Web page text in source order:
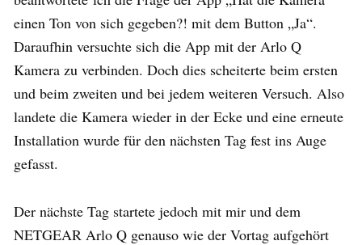
einen Ton von sich gegeben?! mit dem Button „Ja“.
Daraufhin versuchte sich die App mit der Arlo Q
Kamera zu verbinden. Doch dies scheiterte beim ersten
und beim zweiten und bei jedem weiteren Versuch. Also
landete die Kamera wieder in der Ecke und eine erneute
Installation wurde für den nächsten Tag fest ins Auge
gefasst.
Der nächste Tag startete jedoch mit mir und dem
NETGEAR Arlo Q genauso wie der Vortag aufgehört